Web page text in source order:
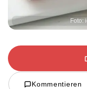
Foto:
Kommentieren